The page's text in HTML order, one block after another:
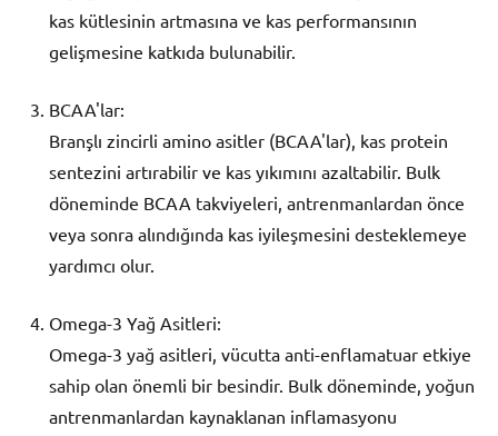
kas kütlesinin artmasına ve kas performansının
gelişmesine katkıda bulunabilir.
BCAA'lar:
Branşlı zincirli amino asitler (BCAA'lar), kas protein
sentezini artırabilir ve kas yıkımını azaltabilir. Bulk
döneminde BCAA takviyeleri, antrenmanlardan önce
veya sonra alındığında kas iyileşmesini desteklemeye
yardımcı olur.
Omega-3 Yağ Asitleri:
Omega-3 yağ asitleri, vücutta anti-enflamatuar etkiye
sahip olan önemli bir besindir. Bulk döneminde, yoğun
antrenmanlardan kaynaklanan inflamasyonu